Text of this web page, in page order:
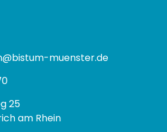
muenster.de
25
am Rhein